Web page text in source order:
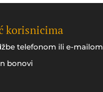
korisnicima
telefonom ili e-mailom
bonovi